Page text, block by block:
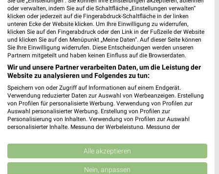
13,7 km
Angebote ab 06.08.
Gültig bis Mi. 12.08.
3,5 km
Reisemagazin August 2026
Gültig bis Mo. 31.08.
ALDI SÜD
oder verwalten, indem Sie auf die Schaltfläche „Einstellungen verwalten“
klicken oder jederzeit auf die Fingerabdruck-Schaltfläche in der linken
unteren Ecke der Website klicken. Um Ihre Einwilligung zu widerrufen,
klicken Sie auf den Fingerabdruck oder den Link in der Fußzeile der Website
und klicken Sie auf den Menüpunkt „Meine Daten“. Auf dieser Seite können
Sie Ihre Einwilligung widerrufen. Diese Entscheidungen werden unseren
Partnern mitgeteilt und haben keinen Einfluss auf die Browserdaten.
Wir und unsere Partner verarbeiten Daten, um die Leistung der
Website zu analysieren und Folgendes zu tun:
Speichern von oder Zugriff auf Informationen auf einem Endgerät.
Verwendung reduzierter Daten zur Auswahl von Werbeanzeigen. Erstellung
von Profilen für personalisierte Werbung. Verwendung von Profilen zur
Auswahl personalisierter Werbung. Erstellung von Profilen zur
Personalisierung von Inhalten. Verwendung von Profilen zur Auswahl
personalisierter Inhalte. Messung der Werbeleistung. Messung der
Kombinationen von Daten aus verschiedenen Quellen. Entwicklung und
Verbesserung der Angebote. Verwendung reduzierter Daten zur Auswahl
von Inhalten.
Daten können außerhalb der Europäischen Union weitergegeben und in die
Alle akzeptieren
Nein, anpassen